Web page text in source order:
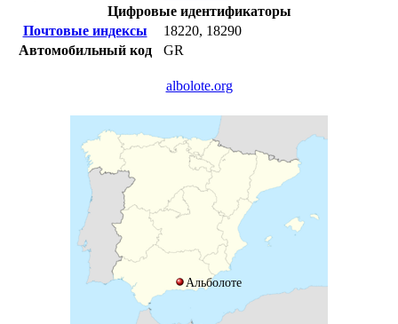
Цифровые идентификаторы
Почтовые индексы
18220, 18290
Автомобильный код
GR
albolote.org
Альболоте